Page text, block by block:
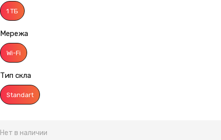
1 ТБ
Мережа
Wi-Fi
Тип скла
Standart
Нет в наличии